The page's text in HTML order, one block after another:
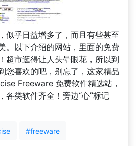
似乎日益增多了，而且有些甚至
。以下介绍的网站，里面的免费
超市逛得让人头晕眼花，所以到
您喜欢的吧，别忘了，这家精品
Freeware 免费软件精选站，
各类软件齐全！旁边“心”标记
#freeware